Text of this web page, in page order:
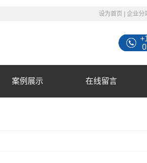
设为首页
企业分
案例展示 在线留言